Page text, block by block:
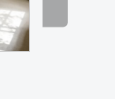
インテリア・雑貨